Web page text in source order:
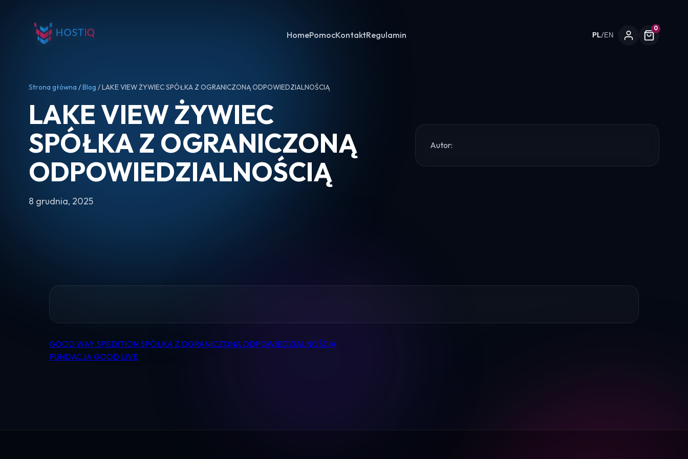
HomePomocKontaktRegulamin PL/EN
0
Strona główna /Blog / LAKE VIEW ŻYWIEC SPÓŁKA Z OGRANICZONĄ ODPOWIEDZIALNOŚCIĄ
LAKE VIEW ŻYWIEC
SPÓŁKA Z OGRANICZONĄ
ODPOWIEDZIALNOŚCIĄ
8 grudnia, 2025
Autor:
Nawigacja
GOOD WAY SPEDITION SPÓŁKA Z OGRANICZONĄ ODPOWIEDZIALNOŚCIĄ
FUNDACJA GOOD LIVE